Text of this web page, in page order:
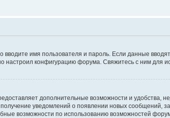
вводите имя пользователя и пароль. Если данные
настроил конфигурацию форума. Свяжитесь с ним для
дополнительные возможности и удобства,
уведомлений о появлении новых сообщений,
возможности по использованию возможностей